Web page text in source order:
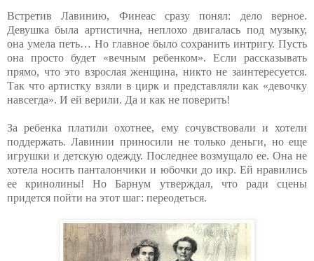
Встретив Лавинию, Финеас сразу понял: дело верное.
Девушка была артистична, неплохо двигалась под музыку,
она умела петь… Но главное было сохранить интригу. Пусть
она просто будет «вечным ребенком». Если рассказывать
прямо, что это взрослая женщина, никто не заинтересуется.
Так что артистку взяли в цирк и представляли как «девочку
навсегда». И ей верили. Да и как не поверить!
За ребенка платили охотнее, ему сочувствовали и хотели
поддержать. Лавинии приносили не только деньги, но еще
игрушки и детскую одежду. Последнее возмущало ее. Она не
хотела носить панталончики и юбочки до икр. Ей нравились
ее кринолины! Но Барнум утверждал, что ради сцены
придется пойти на этот шаг: переодеться.